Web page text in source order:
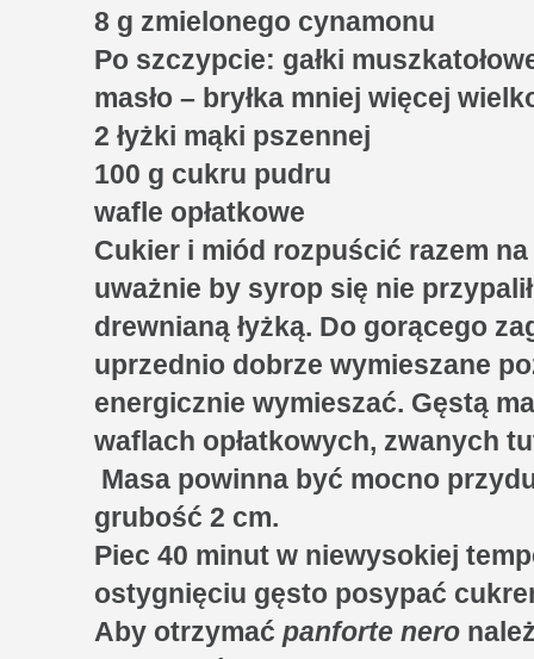
8 g zmielonego cynamonu
Po szczypcie: gałki
masło – bryłka mniej więcej
2 łyżki mąki pszennej
100 g cukru pudru
wafle opłatkowe
Cukier i miód rozpuścić razem
uważnie by syrop się nie
drewnianą łyżką. Do gorącego
uprzednio dobrze wymieszane
energicznie wymieszać. Gęstą
waflach opłatkowych, zwanych
Masa powinna być mocno
grubość 2 cm.
Piec 40 minut w niewysokiej
ostygnięciu gęsto posypać
Aby otrzymać panforte nero